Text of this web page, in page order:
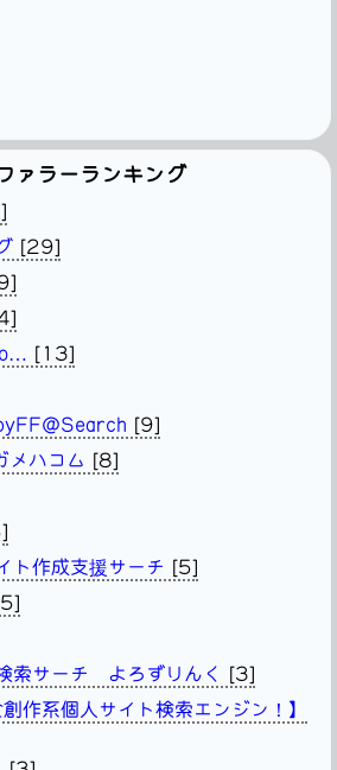
ァラーランキング
[29]
[13]
[9]
メハコム
[8]
ト作成支援サーチ
[5]
索サーチ よろずりんく
[3]
作系個人サイト検索エンジン！】